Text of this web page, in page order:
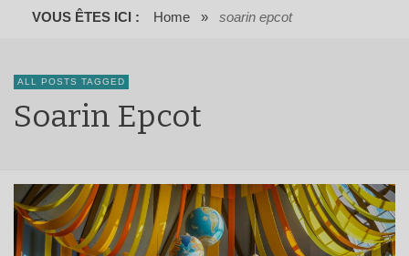
VOUS ÊTES ICI : Home » soarin epcot
ALL POSTS TAGGED
Soarin Epcot